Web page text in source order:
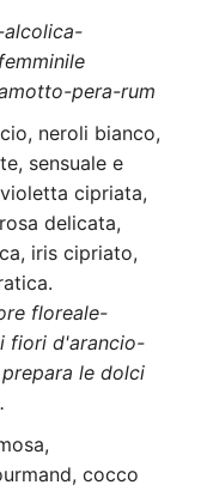
pera-rum
neroli bianco,
sensuale e
cipriata,
delicata,
iris cipriato,
floreale-
fiori d'arancio-
le dolci
cocco